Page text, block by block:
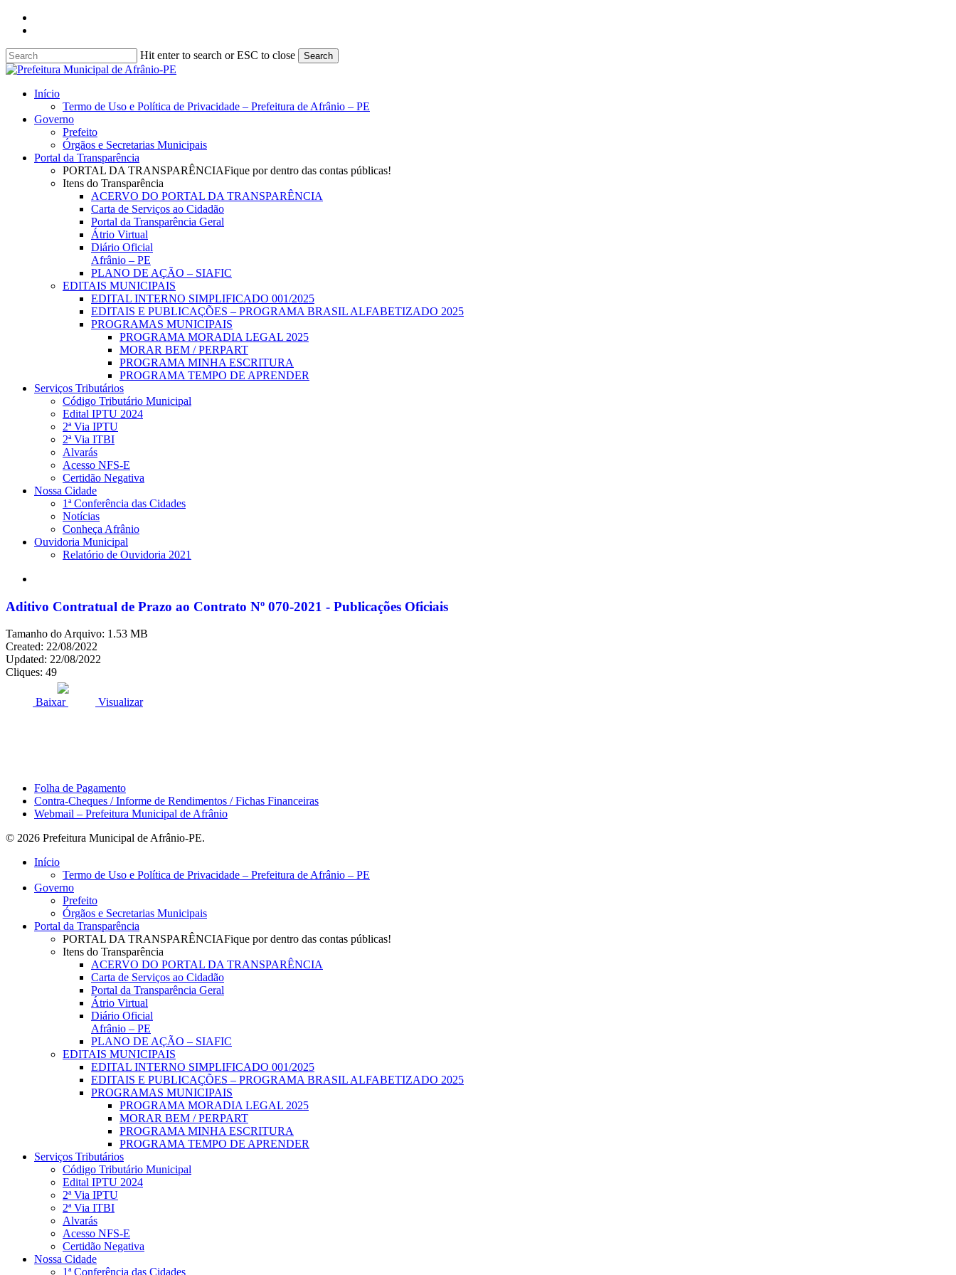
Skip
content
Hit enter to search or ESC to close Search
Close
search
Menu
Início
Termo de Uso e Política de Privacidade – Prefeitura de Afrânio – PE
Governo
Prefeito
Órgãos e Secretarias Municipais
Portal da Transparência
PORTAL DA TRANSPARÊNCIAFique por dentro das contas públicas!
Itens do Transparência
ACERVO DO PORTAL DA TRANSPARÊNCIA
Carta de Serviços ao Cidadão
Portal da Transparência Geral
Átrio Virtual
Diário Oficial
Afrânio – PE
PLANO DE AÇÃO – SIAFIC
EDITAIS MUNICIPAIS
EDITAL INTERNO SIMPLIFICADO 001/2025
EDITAIS E PUBLICAÇÕES – PROGRAMA BRASIL ALFABETIZADO 2025
PROGRAMAS MUNICIPAIS
PROGRAMA MORADIA LEGAL 2025
MORAR BEM / PERPART
PROGRAMA MINHA ESCRITURA
PROGRAMA TEMPO DE APRENDER
Serviços Tributários
Código Tributário Municipal
Edital IPTU 2024
2ª Via IPTU
2ª Via ITBI
Alvarás
Acesso NFS-E
Certidão Negativa
Nossa Cidade
1ª Conferência das Cidades
Notícias
Conheça Afrânio
Ouvidoria Municipal
Relatório de Ouvidoria 2021
Aditivo Contratual de Prazo ao Contrato Nº 070-2021 - Publicações Oficiais
Tamanho do Arquivo: 1.53 MB
Created: 22/08/2022
Updated: 22/08/2022
Cliques: 49
Baixar Visualizar
Folha de Pagamento
Contra-Cheques / Informe de Rendimentos / Fichas Financeiras
Webmail – Prefeitura Municipal de Afrânio
© 2026 Prefeitura Municipal de Afrânio-PE.
Close
Início
Termo de Uso e Política de Privacidade – Prefeitura de Afrânio – PE
Governo
Prefeito
Órgãos e Secretarias Municipais
Portal da Transparência
PORTAL DA TRANSPARÊNCIAFique por dentro das contas públicas!
Itens do Transparência
ACERVO DO PORTAL DA TRANSPARÊNCIA
Carta de Serviços ao Cidadão
Portal da Transparência Geral
Átrio Virtual
Diário Oficial
Afrânio – PE
PLANO DE AÇÃO – SIAFIC
EDITAIS MUNICIPAIS
EDITAL INTERNO SIMPLIFICADO 001/2025
EDITAIS E PUBLICAÇÕES – PROGRAMA BRASIL ALFABETIZADO 2025
PROGRAMAS MUNICIPAIS
PROGRAMA MORADIA LEGAL 2025
MORAR BEM / PERPART
PROGRAMA MINHA ESCRITURA
PROGRAMA TEMPO DE APRENDER
Serviços Tributários
Código Tributário Municipal
Edital IPTU 2024
2ª Via IPTU
2ª Via ITBI
Alvarás
Acesso NFS-E
Certidão Negativa
Nossa Cidade
1ª Conferência das Cidades